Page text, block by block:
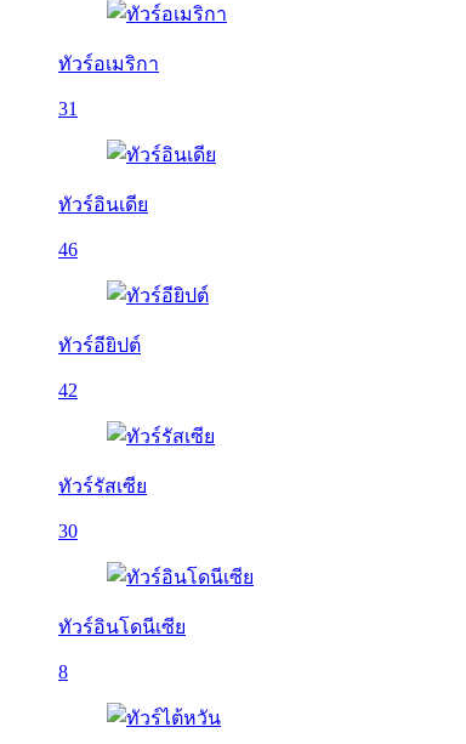
ทัวร์อเมริกา
31
ทัวร์อินเดีย
46
ทัวร์อียิปต์
42
ทัวร์รัสเซีย
30
ทัวร์อินโดนีเซีย
8